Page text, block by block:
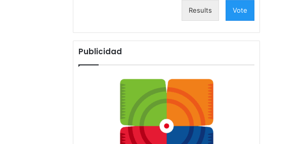
Results Vote
Publicidad